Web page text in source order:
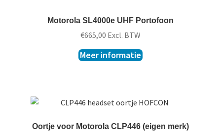
Motorola SL4000e UHF Portofoon
€665,00 Excl. BTW
Meer informatie
Oortje voor Motorola CLP446 (eigen merk)